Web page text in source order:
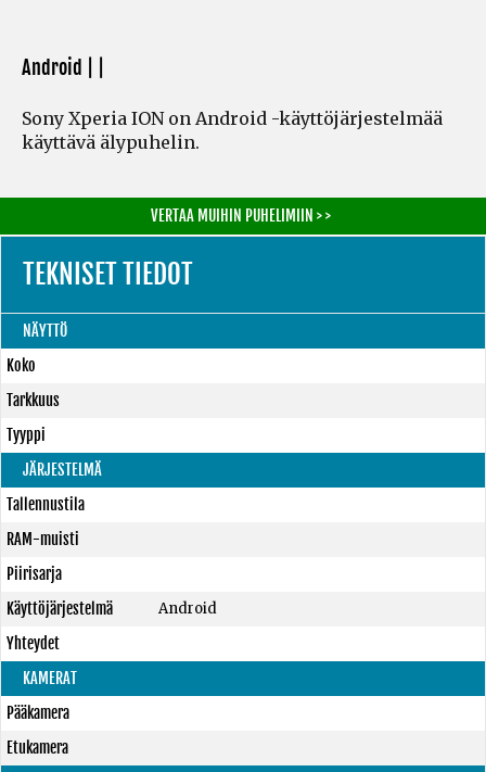
Android | |
Sony Xperia ION on Android -käyttöjärjestelmää
käyttävä älypuhelin.
VERTAA MUIHIN PUHELIMIIN > >
TEKNISET TIEDOT
NÄYTTÖ
Koko
Tarkkuus
Tyyppi
JÄRJESTELMÄ
Tallennustila
RAM-muisti
Piirisarja
Käyttöjärjestelmä
Android
Yhteydet
KAMERAT
Pääkamera
Etukamera